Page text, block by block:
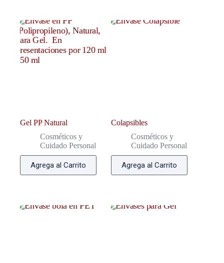
Gel PP Natural
Cosméticos y
Cuidado Personal
Agrega al Carrito
Colapsibles
Cosméticos y
Cuidado Personal
Agrega al Carrito